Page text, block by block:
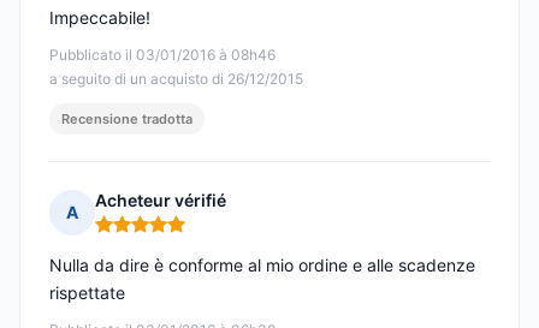
Pubblicato il 03/01/2016 à 08h46
a seguito di un acquisto di 26/12/2015
Impeccabile!
Recensione tradotta
A
Acheteur vérifié
Nota: 5 su 5
Nulla da dire è conforme al mio ordine e alle scadenze
rispettate